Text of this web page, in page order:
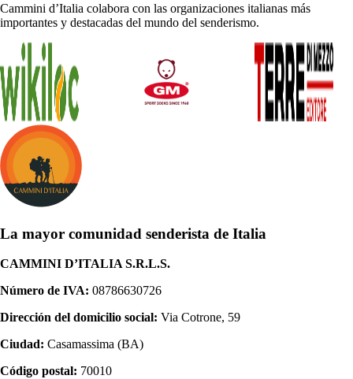
Cammini d’Italia colabora con las organizaciones italianas más
importantes y destacadas del mundo del senderismo.
La mayor comunidad senderista de Italia
CAMMINI D’ITALIA S.R.L.S.
Número de IVA: 08786630726
Dirección del domicilio social: Via Cotrone, 59
Ciudad: Casamassima (BA)
Código postal: 70010